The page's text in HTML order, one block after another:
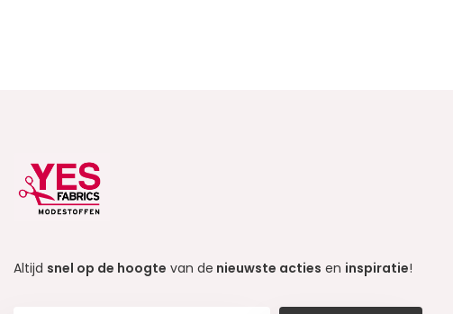
Altijd snel op de hoogte van de nieuwste acties en inspiratie!